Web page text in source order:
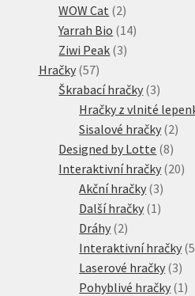
WOW Cat 22
produkty
Yarrah Bio 1414
Ziwi Peak 33
Hračky 5757
produktů
Škrabací hračky 33
Hračky z vlnité
Sisalové hračky 22
Designed by Lotte 88
Interaktivní hračky 2020
Akční hračky 33
Další hračky 1 1
Dráhy 22
produkty
Interaktivní hračky 5
Laserové hračky 33
Pohyblivé hračky 1 1